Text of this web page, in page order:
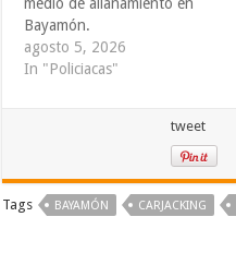
Bayamón.
agosto 5, 2026
In "Policiacas"
tweet
Tags BAYAMÓN CARJACKING